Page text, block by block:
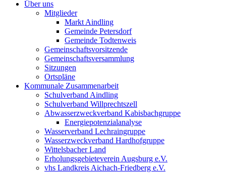
Über uns
Mitglieder
Markt Aindling
Gemeinde Petersdorf
Gemeinde Todtenweis
Gemeinschaftsvorsitzende
Gemeinschaftsversammlung
Sitzungen
Ortspläne
Kommunale Zusammenarbeit
Schulverband Aindling
Schulverband Willprechtszell
Abwasserzweckverband Kabisbachgruppe
Energiepotenzialanalyse
Wasserverband Lechraingruppe
Wasserzweckverband Hardhofgruppe
Wittelsbacher Land
Erholungsgebieteverein Augsburg e.V.
vhs Landkreis Aichach-Friedberg e.V.